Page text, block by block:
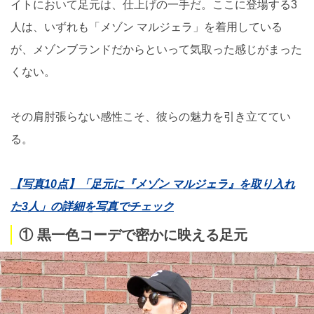
イトにおいて足元は、仕上げの一手だ。ここに登場する3
人は、いずれも「メゾン マルジェラ」を着用している
が、メゾンブランドだからといって気取った感じがまった
くない。
その肩肘張らない感性こそ、彼らの魅力を引き立ててい
る。
【写真10点】「足元に『メゾン マルジェラ』を取り入れ
た3人」の詳細を写真でチェック
① 黒一色コーデで密かに映える足元